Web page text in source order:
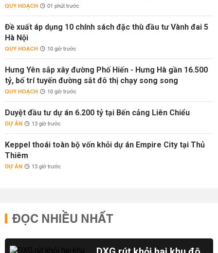
QUY HOẠCH 01 phút trước
Đề xuất áp dụng 10 chính sách đặc thù đầu tư Vành đai 5
Hà Nội
QUY HOẠCH 10 giờ trước
Hưng Yên sắp xây đường Phố Hiến - Hưng Hà gần 16.500
tỷ, bố trí tuyến đường sắt đô thị chạy song song
QUY HOẠCH 10 giờ trước
Duyệt đầu tư dự án 6.200 tỷ tại Bến cảng Liên Chiểu
DỰ ÁN 13 giờ trước
Keppel thoái toàn bộ vốn khỏi dự án Empire City tại Thủ
Thiêm
DỰ ÁN 13 giờ trước
ĐỌC NHIỀU NHẤT